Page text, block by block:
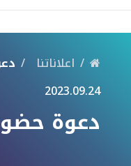
اعلاناتنا
2023.09.24
دعوة